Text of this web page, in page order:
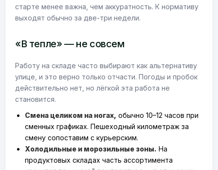
старте менее важна, чем аккуратность. К нормативу
выходят обычно за две-три недели.
«В тепле» — не совсем
Работу на складе часто выбирают как альтернативу
улице, и это верно только отчасти. Погоды и пробок
действительно нет, но лёгкой эта работа не
становится.
Смена целиком на ногах, обычно 10–12 часов при
сменных графиках. Пешеходный километраж за
смену сопоставим с курьерским.
Холодильные и морозильные зоны. На
продуктовых складах часть ассортимента